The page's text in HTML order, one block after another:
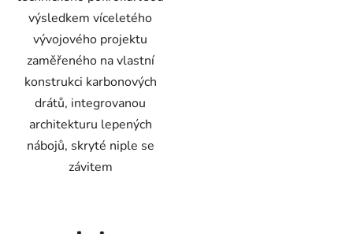
výsledkem víceletého
vývojového projektu
zaměřeného na vlastní
konstrukci karbonových
drátů, integrovanou
architekturu lepených
nábojů, skryté niple se
závitem